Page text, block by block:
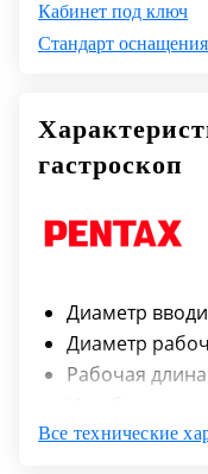
Кабинет под ключ
Стандарт оснащения
гастроскоп
Диаметр
Диаметр
Рабочая
120º
Все технические